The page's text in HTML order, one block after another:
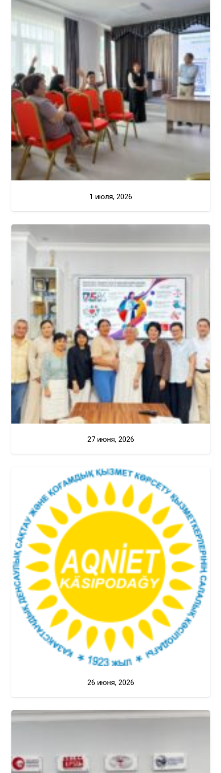
1 июля, 2026
27 июня, 2026
26 июня, 2026